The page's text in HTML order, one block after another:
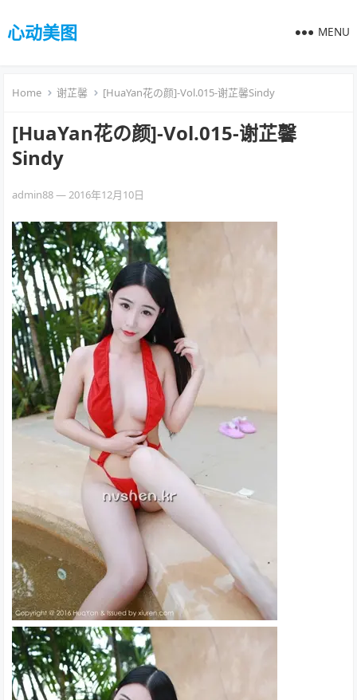
心动美图 MENU
Home 谢芷馨 [HuaYan花の颜]-Vol.015-谢芷馨Sindy
[HuaYan花の颜]-Vol.015-谢芷馨
Sindy
admin88—2016年12月10日